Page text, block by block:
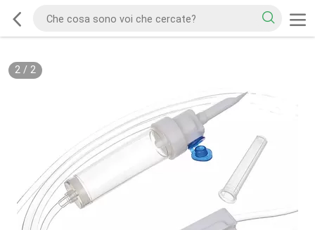
2/ 2